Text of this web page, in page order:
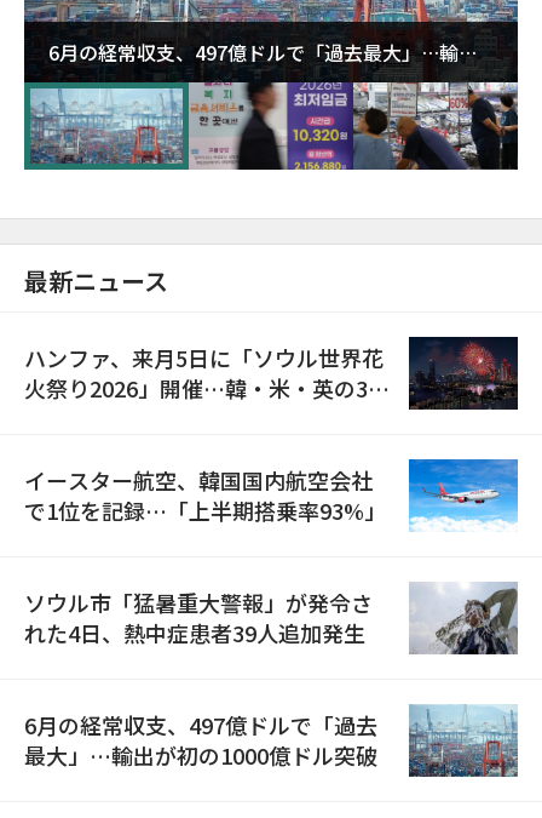
6月の経常収支、497億ドルで「過去最大」…輸出
が初の1000億ドル突破
最新ニュース
ハンファ、来月5日に「ソウル世界花
火祭り2026」開催…韓・米・英の3カ
イースター航空、韓国国内航空会社
で1位を記録…「上半期搭乗率93%」
ソウル市「猛暑重大警報」が発令さ
れた4日、熱中症患者39人追加発生
6月の経常収支、497億ドルで「過去
最大」…輸出が初の1000億ドル突破